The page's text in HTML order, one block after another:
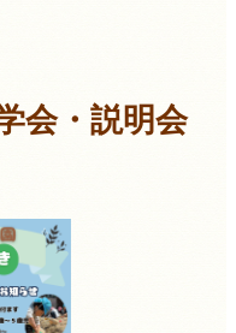
会・説明会